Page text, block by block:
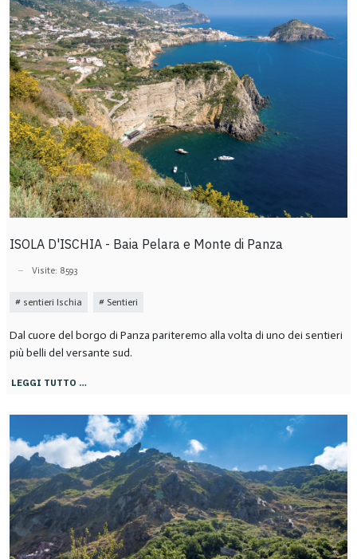
ISOLA D'ISCHIA - Baia Pelara e Monte di Panza
Visite: 8593
sentieri Ischia Sentieri
Dal cuore del borgo di Panza pariteremo alla volta di uno dei sentieri
più belli del versante sud.
LEGGI TUTTO …